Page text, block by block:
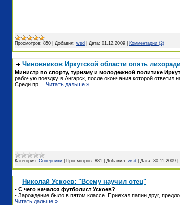
Просмотров: 850 Добавил: wsd Дата: 01.12.2009 Комментарии (2)
Чиновников Иркутской области опять
Министр по спорту, туризму и молодежной политике
рабочую поездку в Ангарск, после окончания которой ответил
Среди пр
Читать дальше »
Категория: Соперники Просмотров: 881 Добавил: wsd Дата: 30.11.2009
Николай Ускоев: "Всему научил отец"
- С чего начался футболист Ускоев?
- Зарождение было в пятом классе. Приехал папин друг,
Читать дальше »